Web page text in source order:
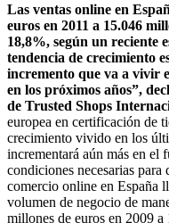
Las ventas online en
euros en 2011 a 15.046
18,8%, según un reciente
tendencia de crecimiento
incremento que va a vivir
en los próximos años”,
de Trusted Shops
europea en certificación de
crecimiento vivido en los
incrementará aún más en el
condiciones necesarias
comercio online en España
volumen de negocio de
millones de euros en 2009